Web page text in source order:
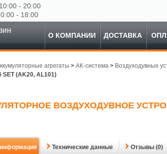
- 20:00
- 18:00
О КОМПАНИИ ДОСТАВКА
агрегаты > AK-система > Воздуходувные
SET (AK20, AL101)
ВОЗДУХОДУВНОЕ
Технические данные Отзывы (0)